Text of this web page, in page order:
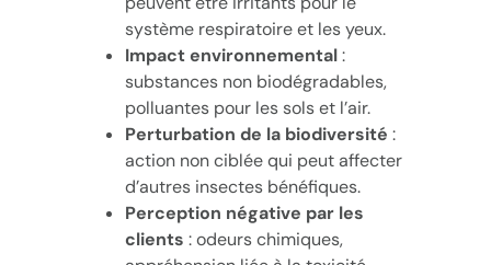
système respiratoire et les yeux.
Impact environnemental:
substances non biodégradables,
polluantes pour les sols et l’air.
Perturbation de la biodiversité :
action non ciblée qui peut affecter
d’autres insectes bénéfiques.
Perception négative par les
clients : odeurs chimiques,